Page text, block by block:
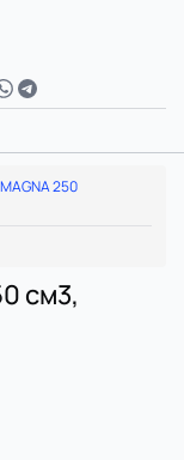
MAGNA 250
см3,